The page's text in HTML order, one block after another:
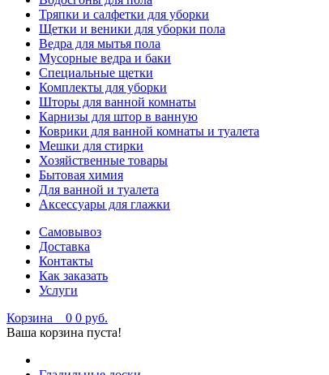
Тряпки и салфетки для уборки
Щетки и веники для уборки пола
Ведра для мытья пола
Мусорные ведра и баки
Специальные щетки
Комплекты для уборки
Шторы для ванной комнаты
Карнизы для штор в ванную
Коврики для ванной комнаты и туалета
Мешки для стирки
Хозяйственные товары
Бытовая химия
Для ванной и туалета
Аксессуары для глажки
Самовывоз
Доставка
Контакты
Как заказать
Услуги
Корзина
0 0 руб.
Ваша корзина пуста!